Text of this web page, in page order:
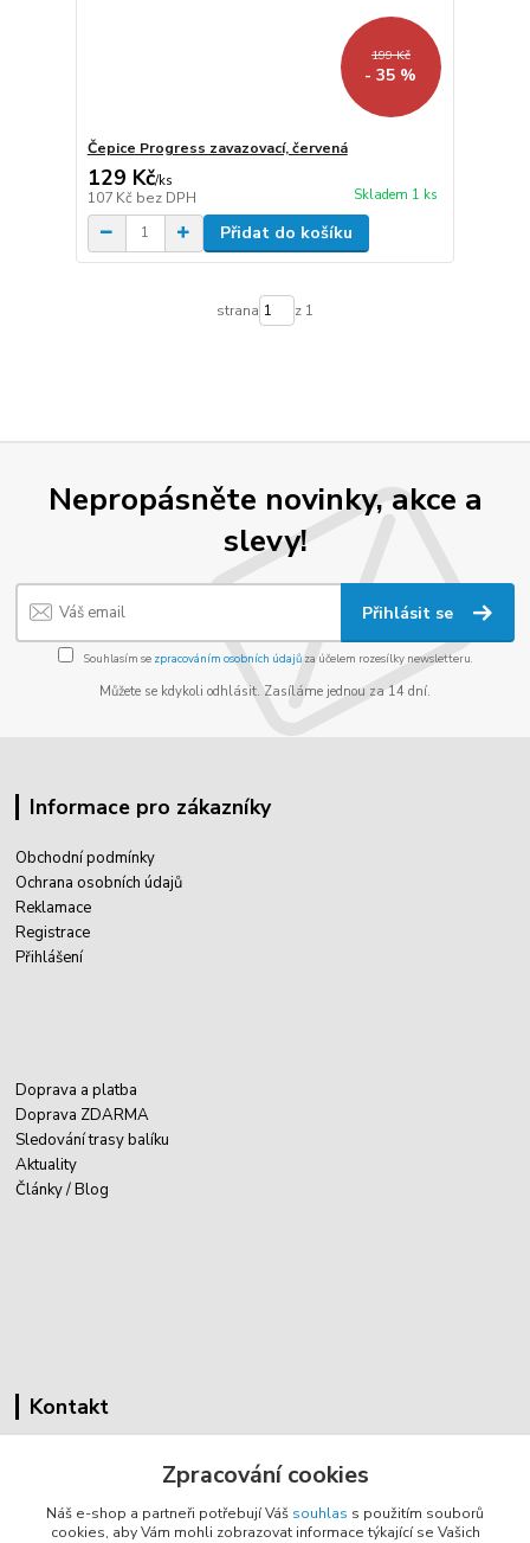
199 Kč
- 35 %
Čepice Progress zavazovací, červená
129 Kč/ks
107 Kč bez DPH Skladem 1 ks
Přidat do košíku
strana z 1
Nepropásněte novinky, akce a
slevy!
Přihlásit se
Souhlasím se zpracováním osobních údajůza účelem rozesílky newsletteru.
Můžete se kdykoli odhlásit. Zasíláme jednou za 14 dní.
Informace pro zákazníky
Obchodní podmínky
Ochrana osobních údajů
Reklamace
Registrace
Přihlášení
Doprava a platba
Doprava ZDARMA
Sledování trasy balíku
Aktuality
Články / Blog
Kontakt
Zákostelí 83
783 44 Náměšť na Hané
Zpracování cookies
Náš e-shop a partneři potřebují Váš souhlas s použitím souborů
cookies, aby Vám mohli zobrazovat informace týkající se Vašich